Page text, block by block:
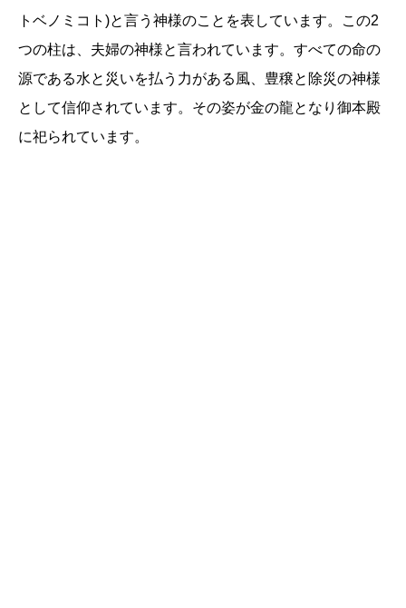
トベノミコト)と言う神様のことを表しています。この2
つの柱は、夫婦の神様と言われています。すべての命の
源である水と災いを払う力がある風、豊穣と除災の神様
として信仰されています。その姿が金の龍となり御本殿
に祀られています。